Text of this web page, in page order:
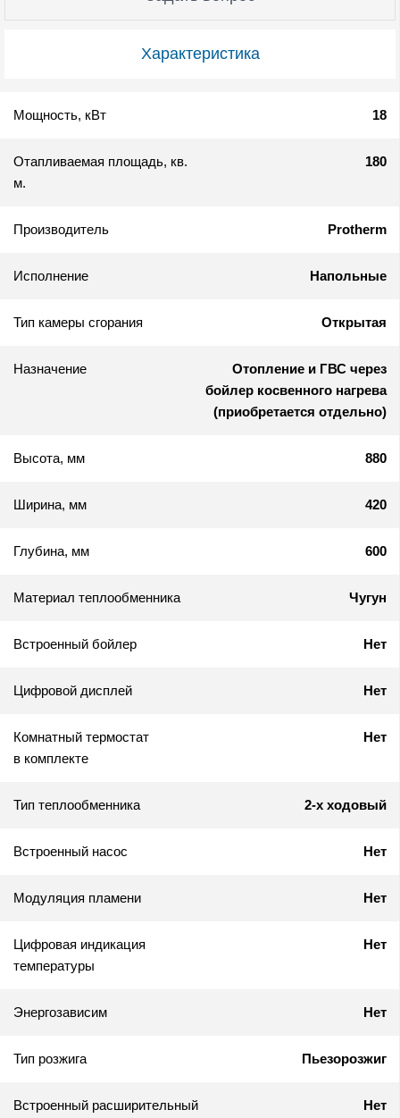
Характеристика
Мощность, кВт 18
Отапливаемая площадь, кв.
м.
180
Производитель Protherm
Исполнение Напольные
Тип камеры сгорания Открытая
Назначение
Отопление и ГВС через
бойлер косвенного нагрева
(приобретается отдельно)
Высота, мм 880
Ширина, мм 420
Глубина, мм 600
Материал теплообменника Чугун
Встроенный бойлер Нет
Цифровой дисплей Нет
Комнатный термостат
в комплекте
Нет
Тип теплообменника 2-х ходовый
Встроенный насос Нет
Модуляция пламени Нет
Цифровая индикация
температуры
Нет
Энергозависим Нет
Тип розжига Пьезорозжиг
Встроенный расширительный
Нет